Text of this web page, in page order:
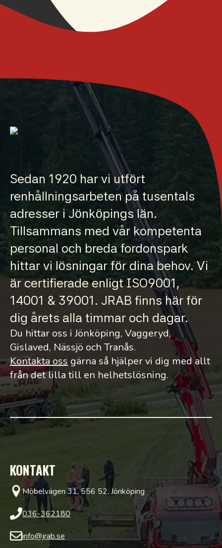
Sedan 1920 har vi utfört
renhållningsarbeten på tusentals
adresser i Jönköpings län.
Tillsammans med vår kompetenta
personal och breda fordonspark
hittar vi lösningar för dina behov. Vi
är certifierade enligt ISO9001,
14001 & 39001. JRAB finns här för
dig årets alla timmar och dagar.
Du hittar oss i Jönköping, Vaggeryd,
Gislaved, Nässjö och Tranås.
Kontakta oss gärna så hjälper vi dig med allt
från det lilla till en helhetslösning.
KONTAKT
Möbelvägen 31, 556 52, Jönköping
036-362180
info@jrab.se